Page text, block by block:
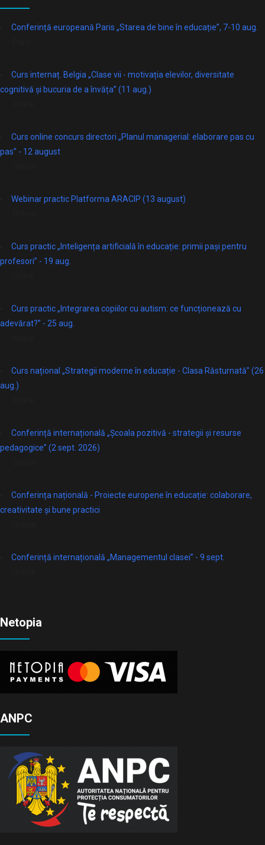
Conferință europeană Paris „Starea de bine în educație”, 7-10 aug.
Curs internaț. Belgia „Clase vii - motivația elevilor, diversitate
cognitivă și bucuria de a învăța” (11 aug.)
Curs online concurs directori „Planul managerial: elaborare pas cu
pas” - 12 august
Webinar practic Platforma ARACIP (13 august)
Curs practic „Inteligența artificială în educație: primii pași pentru
profesori” - 19 aug.
Curs practic „Integrarea copiilor cu autism: ce funcționează cu
adevărat?” - 25 aug.
Curs național „Strategii moderne în educație - Clasa Răsturnată” (26
aug.)
Conferință internațională „Școala pozitivă - strategii și resurse
pedagogice” (2 sept. 2026)
Conferința națională - Proiecte europene în educație: colaborare,
creativitate și bune practici
Conferință internațională „Managementul clasei” - 9 sept.
Netopia
ANPC